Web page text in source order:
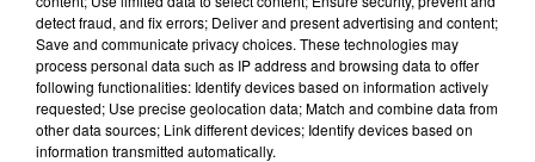
detect fraud, and fix errors; Deliver and present advertising and content;
Save and communicate privacy choices. These technologies may
process personal data such as IP address and browsing data to offer
following functionalities: Identify devices based on information actively
requested; Use precise geolocation data; Match and combine data from
other data sources; Link different devices; Identify devices based on
information transmitted automatically.